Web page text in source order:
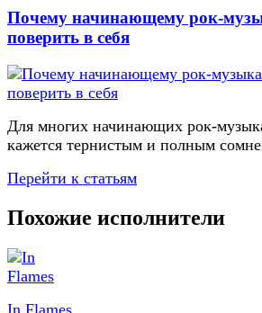
Почему начинающему рок-
поверить в себя
Для многих начинающих рок-
кажется тернистым и полным
Перейти к статьям
Похожие исполнители
In Flames